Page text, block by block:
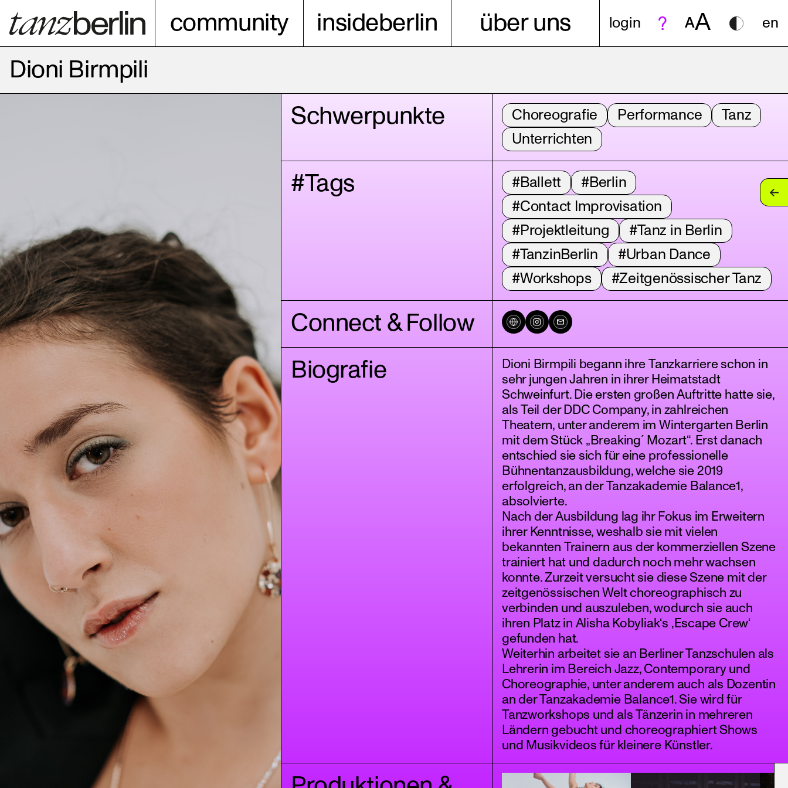
community insideberlin über uns login AA en
Dioni Birmpili
Schwerpunkte
Choreografie Performance
Tanz
Unterrichten
#Tags #Ballett
#Berlin
#Contact Improvisation
#Projektleitung
#Tanz in Berlin
#TanzinBerlin
#Urban Dance
#Workshops
#Zeitgenössischer Tanz
Connect & Follow
Biografie
Dioni Birmpili begann ihre Tanzkarriere schon in
sehr jungen Jahren in ihrer Heimatstadt
Schweinfurt. Die ersten großen Auftritte hatte sie,
als Teil der DDC Company, in zahlreichen
Theatern, unter anderem im Wintergarten Berlin
mit dem Stück „Breaking´ Mozart“. Erst danach
entschied sie sich für eine professionelle
Bühnentanzausbildung, welche sie 2019
erfolgreich, an der Tanzakademie Balance1,
absolvierte.
Nach der Ausbildung lag ihr Fokus im Erweitern
ihrer Kenntnisse, weshalb sie mit vielen
bekannten Trainern aus der kommerziellen Szene
trainiert hat und dadurch noch mehr wachsen
konnte. Zurzeit versucht sie diese Szene mit der
zeitgenössischen Welt choreographisch zu
verbinden und auszuleben, wodurch sie auch
ihren Platz in Alisha Kobyliak‘s ‚Escape Crew‘
gefunden hat.
Weiterhin arbeitet sie an Berliner Tanzschulen als
Lehrerin im Bereich Jazz, Contemporary und
Choreographie, unter anderem auch als Dozentin
an der Tanzakademie Balance1. Sie wird für
Tanzworkshops und als Tänzerin in mehreren
Ländern gebucht und choreographiert Shows
und Musikvideos für kleinere Künstler.